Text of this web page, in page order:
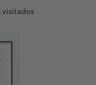
visitados